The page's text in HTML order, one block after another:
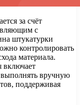
за счёт
с
штукатурки
контролировать
материала.
включает
вручную
поддерживая